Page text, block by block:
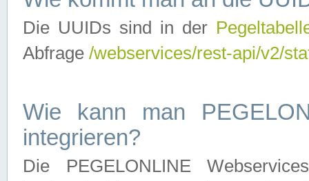
Die UUIDs sind in der
Abfrage /webservices/rest-api/v2/
Wie kann man
integrieren?
Die PEGELONLINE